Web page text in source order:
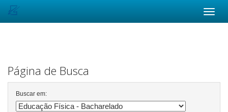
Página de Busca
Buscar em: